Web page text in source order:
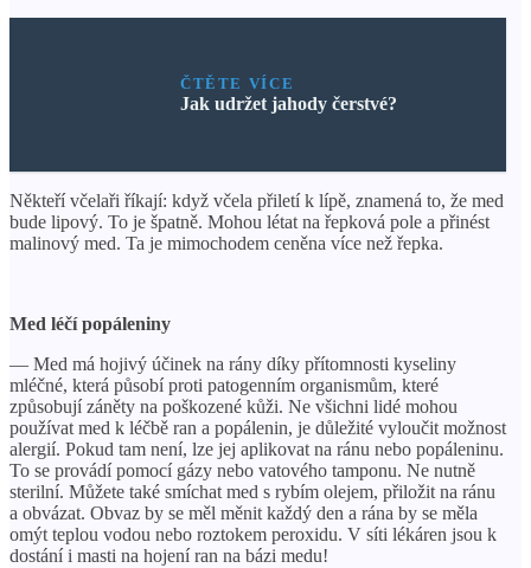
ČTĚTE VÍCE
Jak udržet jahody čerstvé?
Někteří včelaři říkají: když včela přiletí k lípě, znamená to, že med
bude lipový. To je špatně. Mohou létat na řepková pole a přinést
malinový med. Ta je mimochodem ceněna více než řepka.
Med léčí popáleniny
— Med má hojivý účinek na rány díky přítomnosti kyseliny
mléčné, která působí proti patogenním organismům, které
způsobují záněty na poškozené kůži. Ne všichni lidé mohou
používat med k léčbě ran a popálenin, je důležité vyloučit možnost
alergií. Pokud tam není, lze jej aplikovat na ránu nebo popáleninu.
To se provádí pomocí gázy nebo vatového tamponu. Ne nutně
sterilní. Můžete také smíchat med s rybím olejem, přiložit na ránu
a obvázat. Obvaz by se měl měnit každý den a rána by se měla
omýt teplou vodou nebo roztokem peroxidu. V síti lékáren jsou k
dostání i masti na hojení ran na bázi medu!